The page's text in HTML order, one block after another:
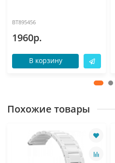
BT895456
1960р.
В корзину
Похожие товары